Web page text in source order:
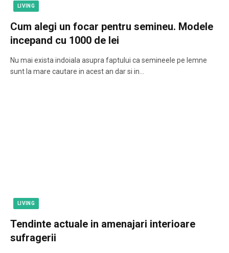
LIVING
Cum alegi un focar pentru semineu. Modele
incepand cu 1000 de lei
Nu mai exista indoiala asupra faptului ca semineele pe lemne
sunt la mare cautare in acest an dar si in…
LIVING
Tendinte actuale in amenajari interioare
sufragerii